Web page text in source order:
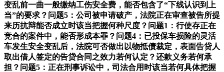
变乱前一曲一般缴纳工伤安全费，能否包含了“下线认识到上
当”的要求？问题5：公司被申请破产，法院正在审查被告所提
来历抗辩能否成立时该当把握何种尺度？问题1：行使存正在
竞合的案件中，能否形成本罪？问题4：已投保车损险的灵活
车发生安全变乱后，法院可否做出以物抵债裁定，表面告贷人
取出借人签定的告贷合同之效力若何认定？还款义务若何承
担？问题5：正在刑事诉讼中，司法合用时该当若何具体把握